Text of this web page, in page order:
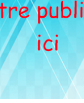
1
SOCIETE
Côte d’Ivoire :
recouvrent la
août 7, 2026
ECONOMIE
Garango : une
fermée pour